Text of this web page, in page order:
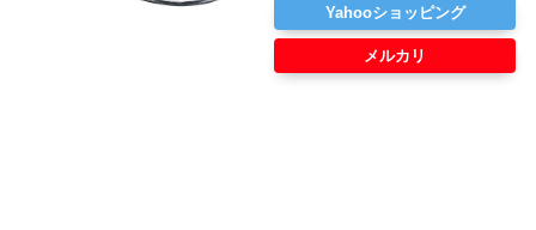
Yahooショッピング
メルカリ